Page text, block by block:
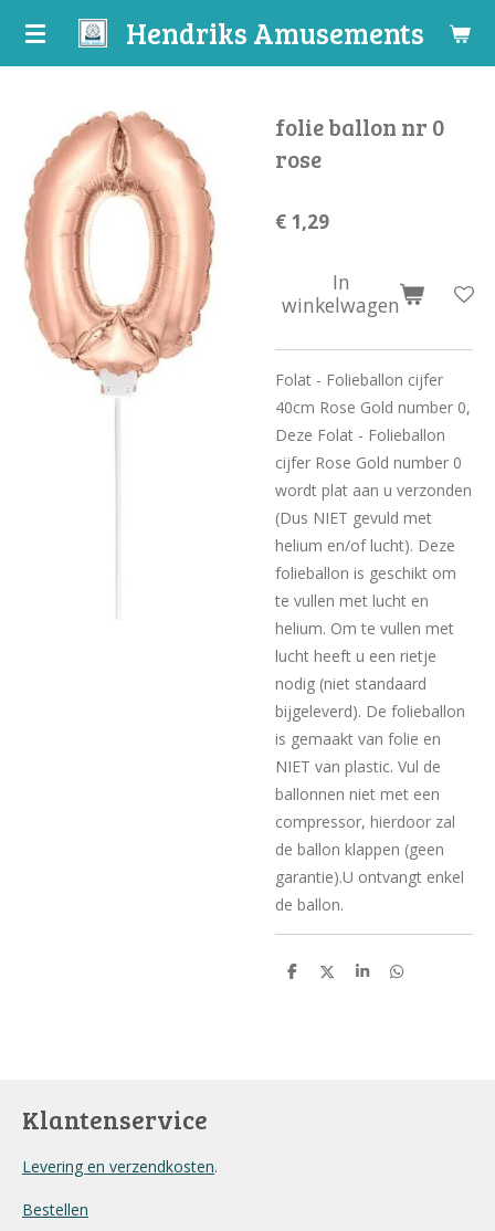
Ga
hoofdinhoud
Hendriks Amusements
folie ballon nr 0
rose
€ 1,29
In
winkelwagen
Folat - Folieballon cijfer
40cm Rose Gold number 0,
Deze Folat - Folieballon
cijfer Rose Gold number 0
wordt plat aan u verzonden
(Dus NIET gevuld met
helium en/of lucht). Deze
folieballon is geschikt om
te vullen met lucht en
helium. Om te vullen met
lucht heeft u een rietje
nodig (niet standaard
bijgeleverd). De folieballon
is gemaakt van folie en
NIET van plastic. Vul de
ballonnen niet met een
compressor, hierdoor zal
de ballon klappen (geen
garantie).U ontvangt enkel
de ballon.
D
D
S
D
Klantenservice
Levering en verzendkosten.
Bestellen